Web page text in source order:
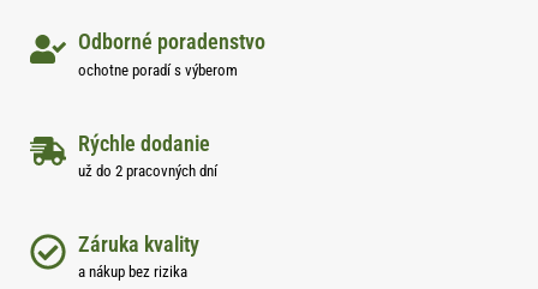
Odborné poradenstvo
ochotne poradí s výberom
Rýchle dodanie
už do 2 pracovných dní
Záruka kvality
a nákup bez rizika